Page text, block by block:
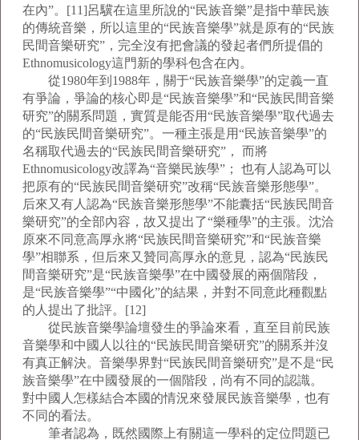
在內”。[11]呂驥在這里所說的“民族音樂”是指中華民族
的傳統音樂，所以這里的“民族音樂學”就是原有的“民族
民間音樂研究”，完全沒有把會議的發起者們所提倡的
Ethnomusicology這門新的學科包含在內。
從1980年到1988年，關于“民族音樂學”的定義一直
有爭論，爭論的核心即是“民族音樂學”和“民族民間音樂
研究”的關系問題，實質是能否用“民族音樂學”取代過去
的“民族民間音樂研究”。一種主張是用“民族音樂學”的
名稱取代過去的“民族民間音樂研究”， 而將
Ethnomusicology改譯為“音樂民族學”； 也有人認為可以
把原有的“民族民間音樂研究”改稱“民族音樂形態學”。
后來又有人認為“民族音樂形態學”不能囊括“民族民間音
樂研究”的全部內容，故又提出了“樂種學”的主張。沈洽
原來不同意高厚永將“民族民間音樂研究”和“民族音樂
學”相聯系，但后來又贊同高厚永的意見，認為“民族民
間音樂研究”是“民族音樂學”在中國發展的兩個階段，
是“民族音樂學”“中國化”的結果，并對不同意此種觀點
的人提出了批評。[12]
從民族音樂學論壇發生的爭論來看，直至目前民族
音樂學和中國人以往的“民族民間音樂研究”的關系并沒
有真正解決。音樂學界對“民族民間音樂研究”是不是“民
族音樂學”在中國發展的一個階段，尚有不同的認識。
對中國人怎樣結合本國的情況來發展民族音樂學，也有
不同的看法。
筆者認為，既然國際上有關這一學科的定位問題已